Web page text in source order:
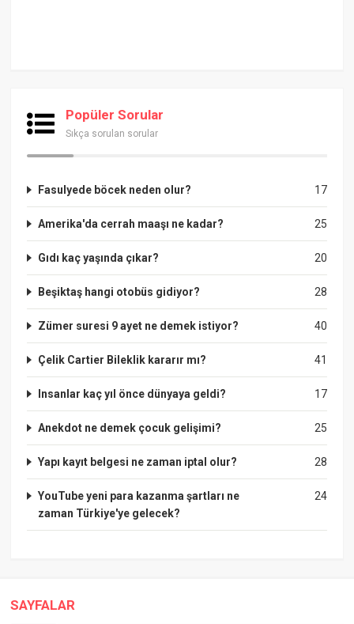
Popüler Sorular
Sıkça sorulan sorular
17
Fasulyede böcek neden olur?
25
Amerika'da cerrah maaşı ne kadar?
20
Gıdı kaç yaşında çıkar?
28
Beşiktaş hangi otobüs gidiyor?
40
Zümer suresi 9 ayet ne demek istiyor?
41
Çelik Cartier Bileklik kararır mı?
17
Insanlar kaç yıl önce dünyaya geldi?
25
Anekdot ne demek çocuk gelişimi?
28
Yapı kayıt belgesi ne zaman iptal olur?
24
YouTube yeni para kazanma şartları ne
zaman Türkiye'ye gelecek?
SAYFALAR